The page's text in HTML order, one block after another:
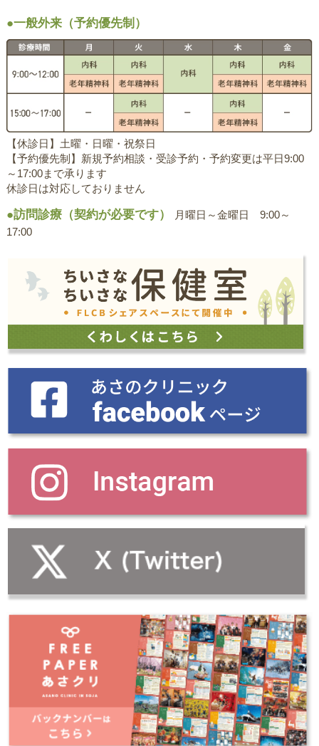
●一般外来（予約優先制）
【休診日】土曜・日曜・祝祭日
【予約優先制】新規予約相談・受診予約・予約変更は平日9:00
～17:00まで承ります
休診日は対応しておりません
●訪問診療（契約が必要です）
月曜日～金曜日 9:00～
17:00